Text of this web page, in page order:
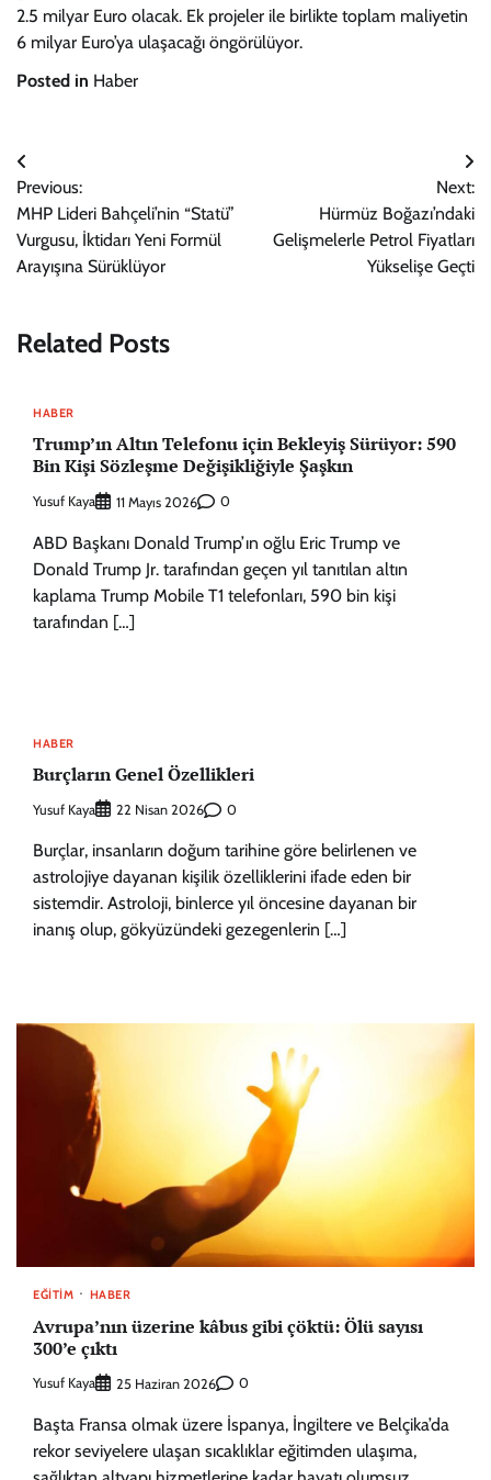
2.5 milyar Euro olacak. Ek projeler ile birlikte toplam maliyetin
6 milyar Euro’ya ulaşacağı öngörülüyor.
Posted in Haber
Yazı
gezinmesi
Previous:
MHP Lideri Bahçeli’nin “Statü”
Vurgusu, İktidarı Yeni Formül
Arayışına Sürüklüyor
Next:
Hürmüz Boğazı’ndaki
Gelişmelerle Petrol Fiyatları
Yükselişe Geçti
Related Posts
HABER
Trump’ın Altın Telefonu için Bekleyiş Sürüyor: 590
Bin Kişi Sözleşme Değişikliğiyle Şaşkın
Yusuf Kaya 11 Mayıs 2026 0
ABD Başkanı Donald Trump’ın oğlu Eric Trump ve
Donald Trump Jr. tarafından geçen yıl tanıtılan altın
kaplama Trump Mobile T1 telefonları, 590 bin kişi
tarafından […]
HABER
Burçların Genel Özellikleri
Yusuf Kaya 22 Nisan 2026 0
Burçlar, insanların doğum tarihine göre belirlenen ve
astrolojiye dayanan kişilik özelliklerini ifade eden bir
sistemdir. Astroloji, binlerce yıl öncesine dayanan bir
inanış olup, gökyüzündeki gezegenlerin […]
EĞITIM HABER
Avrupa’nın üzerine kâbus gibi çöktü: Ölü sayısı
300’e çıktı
Yusuf Kaya 25 Haziran 2026 0
Başta Fransa olmak üzere İspanya, İngiltere ve Belçika’da
rekor seviyelere ulaşan sıcaklıklar eğitimden ulaşıma,